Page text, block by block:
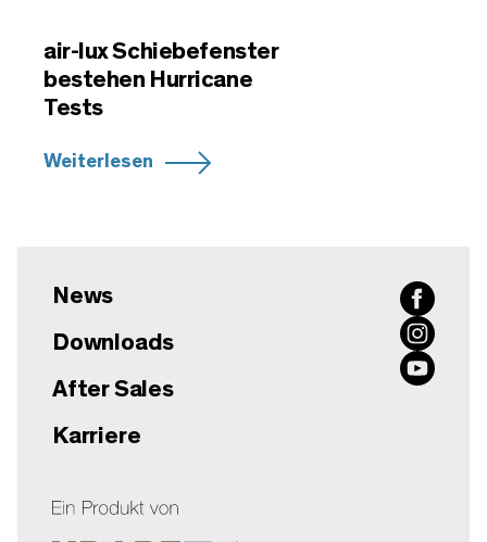
air-lux Schiebefenster
bestehen Hurricane
Tests
Weiterlesen
News
Downloads
After Sales
Karriere